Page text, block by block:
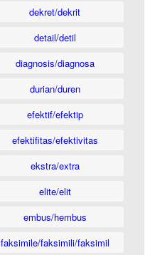
dekret/dekrit
detail/detil
diagnosis/diagnosa
durian/duren
efektif/efektip
efektifitas/efektivitas
ekstra/extra
elite/elit
embus/hembus
faksimile/faksimili/faksimil